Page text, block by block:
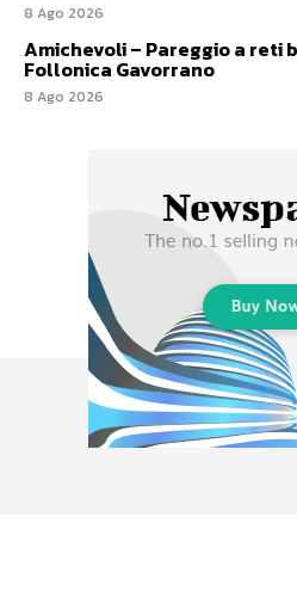
8 Ago 2026
Amichevoli – Pareggio a reti
Follonica Gavorrano
8 Ago 2026